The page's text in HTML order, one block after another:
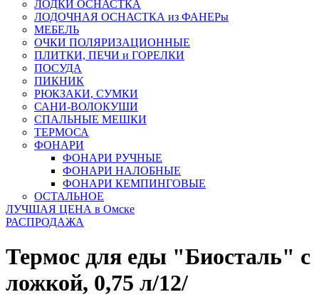
ЛОДКИ ОСНАСТКА
ЛОДОЧНАЯ ОСНАСТКА из ФАНЕРы
МЕБЕЛЬ
ОЧКИ ПОЛЯРИЗАЦИОННЫЕ
ПЛИТКИ, ПЕЧИ и ГОРЕЛКИ
ПОСУДА
ПИКНИК
РЮКЗАКИ, СУМКИ
САНИ-ВОЛОКУШИ
СПАЛЬНЫЕ МЕШКИ
ТЕРМОСА
ФОНАРИ
ФОНАРИ РУЧНЫЕ
ФОНАРИ НАЛОБНЫЕ
ФОНАРИ КЕМПИНГОВЫЕ
ОСТАЛЬНОЕ
ЛУЧШАЯ ЦЕНА в Омске
РАСПРОДАЖА
Термос для еды "Биосталь" с
ложкой, 0,75 л/12/